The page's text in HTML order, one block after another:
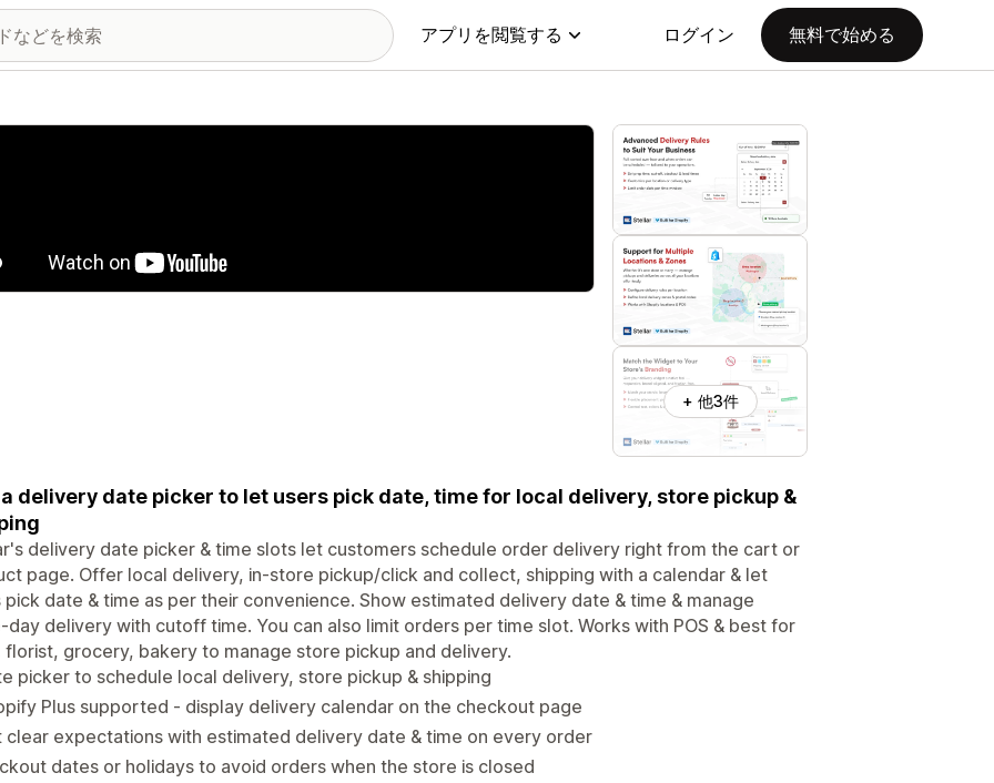
アプリを閲覧する ログイン 無料で始める
画像ギャラリー
+ 他3件
delivery date picker to let users pick date, time for local delivery, store pickup &
delivery date picker & time slots let customers schedule order delivery right from the cart or
page. Offer local delivery, in-store pickup/click and collect, shipping with a calendar & let
pick date & time as per their convenience. Show estimated delivery date & time & manage
day delivery with cutoff time. You can also limit orders per time slot. Works with POS & best for
grocery, bakery to manage store pickup and delivery.
picker to schedule local delivery, store pickup & shipping
Plus supported - display delivery calendar on the checkout page
clear expectations with estimated delivery date & time on every order
dates or holidays to avoid orders when the store is closed